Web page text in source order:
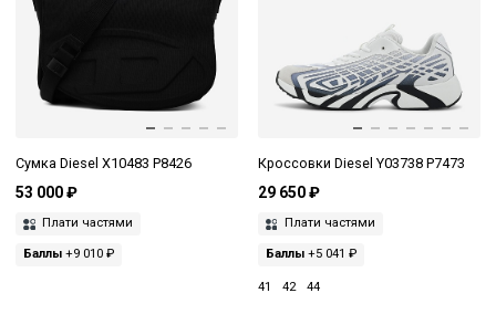
Сумка Diesel X10483 P8426
53 000 ₽
Плати частями
Баллы +9 010 ₽
Кроссовки Diesel Y03738 P7473
29 650 ₽
Плати частями
Баллы+5 041 ₽
41 42 44